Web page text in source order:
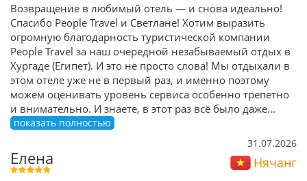
Возвращение в любимый отель — и снова идеально!
Спасибо People Travel и Светлане! Хотим выразить
огромную благодарность туристической компании
People Travel за наш очередной незабываемый отдых в
Хургаде (Египет). И это не просто слова! Мы отдыхали в
этом отеле уже не в первый раз, и именно поэтому
можем оценивать уровень сервиса особенно трепетно
и внимательно. И знаете, в этот раз всё было даже...
показать полностью
31.07.2026
Елена Нячанг